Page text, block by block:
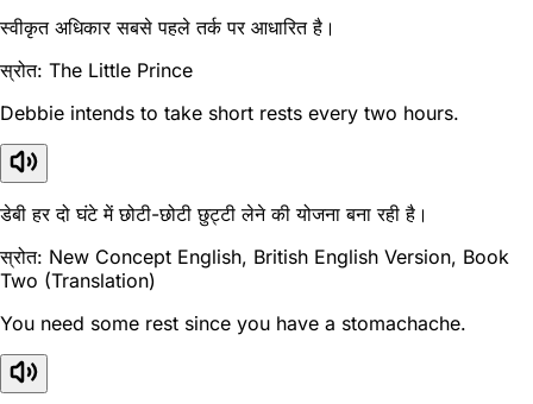
स्वीकृत अधिकार सबसे पहले तर्क पर आधारित है।
स्रोत: The Little Prince
Debbie intends to take short rests every two hours.
डेबी हर दो घंटे में छोटी-छोटी छुट्टी लेने की योजना बना रही है।
स्रोत: New Concept English, British English Version, Book
Two (Translation)
You need some rest since you have a stomachache.